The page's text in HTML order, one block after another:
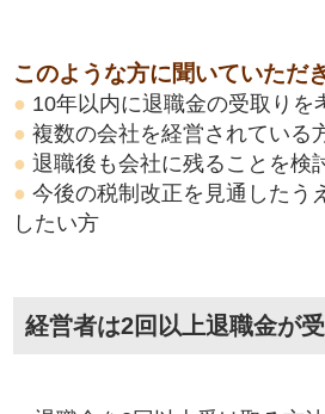
このような方に聞いていただ
● 10年以内に退職金の受取りを
● 複数の会社を経営されている
● 退職後も会社に残ることを検
● 今後の税制改正を見通したう
したい方
経営者は2回以上退職金が